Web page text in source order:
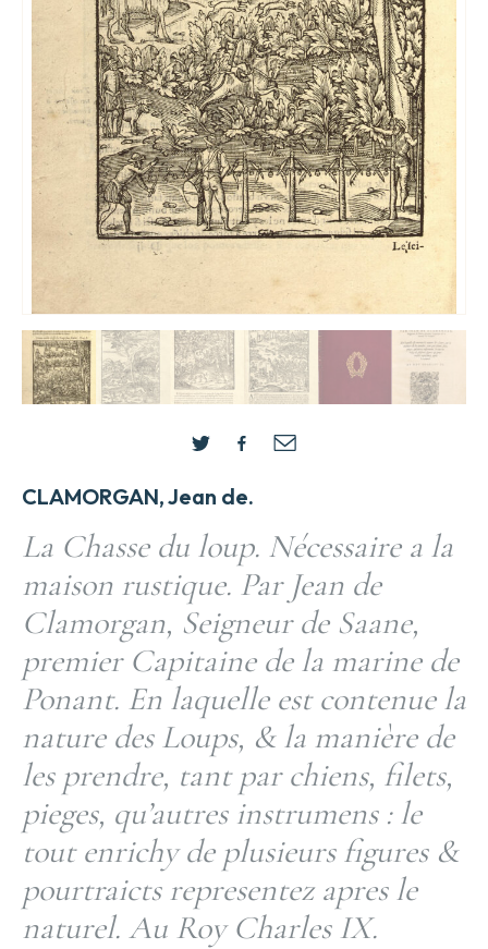
CLAMORGAN, Jean de.
La Chasse du loup. Nécessaire a la
maison rustique. Par Jean de
Clamorgan, Seigneur de Saane,
premier Capitaine de la marine de
Ponant. En laquelle est contenue la
nature des Loups, & la manière de
les prendre, tant par chiens, filets,
pieges, qu’autres instrumens : le
tout enrichy de plusieurs figures &
pourtraicts representez apres le
naturel. Au Roy Charles IX.